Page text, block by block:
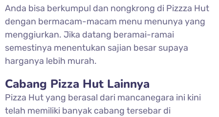
Anda bisa berkumpul dan nongkrong di Pizzza Hut
dengan bermacam-macam menu menunya yang
menggiurkan. Jika datang beramai-ramai
semestinya menentukan sajian besar supaya
harganya lebih murah.
Cabang Pizza Hut Lainnya
Pizza Hut yang berasal dari mancanegara ini kini
telah memiliki banyak cabang tersebar di